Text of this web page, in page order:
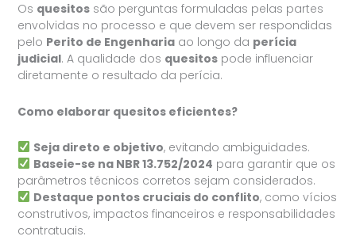
Os quesitos são perguntas formuladas pelas partes
envolvidas no processo e que devem ser respondidas
pelo Perito de Engenharia ao longo da perícia
judicial. A qualidade dos quesitos pode influenciar
diretamente o resultado da perícia.
Como elaborar quesitos eficientes?
Seja direto e objetivo, evitando ambiguidades.
Baseie-se na NBR 13.752/2024 para garantir que os
parâmetros técnicos corretos sejam considerados.
Destaque pontos cruciais do conflito, como vícios
construtivos, impactos financeiros e responsabilidades
contratuais.